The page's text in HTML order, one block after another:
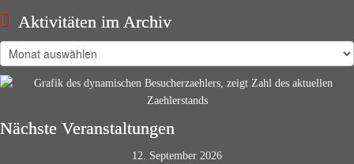
Aktivitäten im Archiv
Aktivitäten
im
Archiv
Nächste Veranstaltungen
12. September 2026